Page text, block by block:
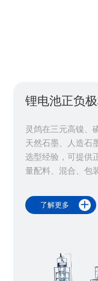
锂电池正负
灵鸽在三元高镍、
天然石墨、人造石
选型经验，可提供
量配料、混合、包
了解更多 